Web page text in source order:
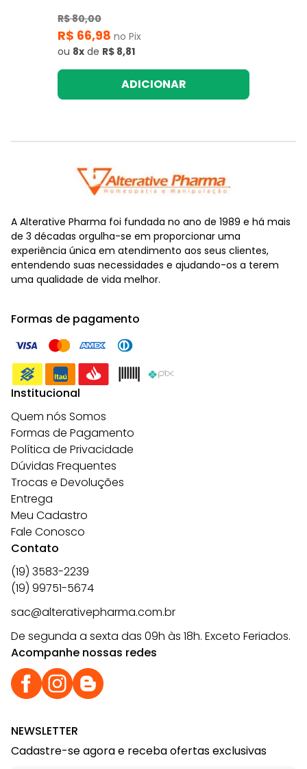
R$ 80,00
R$ 66,98 no Pix
ou 8x de R$ 8,81
ADICIONAR
A Alterative Pharma foi fundada no ano de 1989 e há mais
de 3 décadas orgulha-se em proporcionar uma
experiência única em atendimento aos seus clientes,
entendendo suas necessidades e ajudando-os a terem
uma qualidade de vida melhor.
Formas de pagamento
Institucional
Quem nós Somos
Formas de Pagamento
Política de Privacidade
Dúvidas Frequentes
Trocas e Devoluções
Entrega
Meu Cadastro
Fale Conosco
Contato
(19) 3583-2239
(19) 99751-5674
sac@alterativepharma.com.br
De segunda a sexta das 09h às 18h. Exceto Feriados.
Acompanhe nossas redes
NEWSLETTER
Cadastre-se agora e receba ofertas exclusivas